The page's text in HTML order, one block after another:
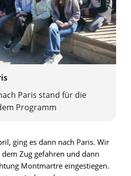
Paris stand für die
Programm
ging es dann nach Paris. Wir
Zug gefahren und dann
Montmartre eingestiegen.